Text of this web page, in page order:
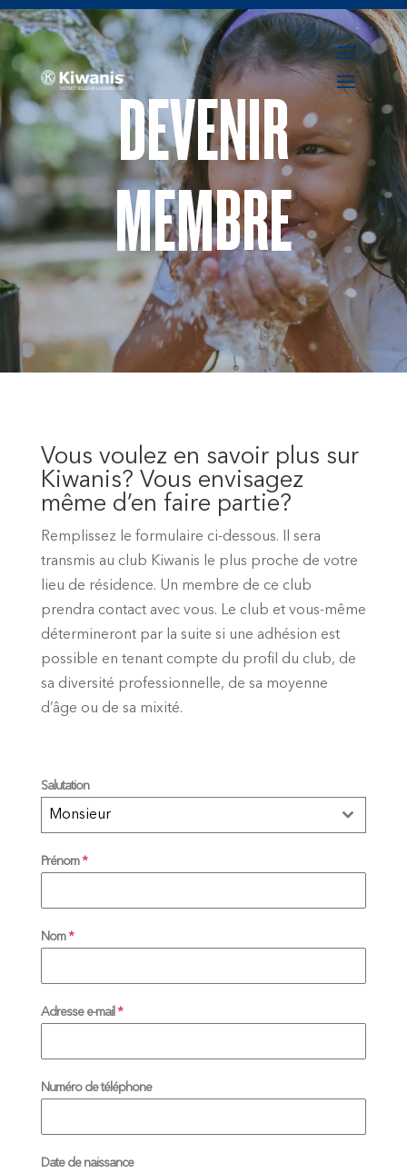
DEVENIR
MEMBRE
Vous voulez en savoir plus sur
Kiwanis? Vous envisagez
même d’en faire partie?
Remplissez le formulaire ci-dessous. Il sera
transmis au club Kiwanis le plus proche de votre
lieu de résidence. Un membre de ce club
prendra contact avec vous. Le club et vous-même
détermineront par la suite si une adhésion est
possible en tenant compte du profil du club, de
sa diversité professionnelle, de sa moyenne
d’âge ou de sa mixité.
Salutation
Monsieur
Prénom *
Nom *
Adresse e-mail *
Numéro de téléphone
Date de naissance